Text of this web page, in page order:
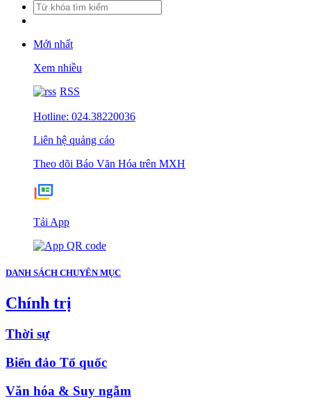
Mới nhất
Xem nhiều
RSS
Hotline: 024.38220036
Liên hệ quảng cáo
Theo dõi Báo Văn Hóa trên MXH
Tải App
DANH SÁCH CHUYÊN MỤC
Chính trị
Thời sự
Biển đảo Tổ quốc
Văn hóa & Suy ngẫm